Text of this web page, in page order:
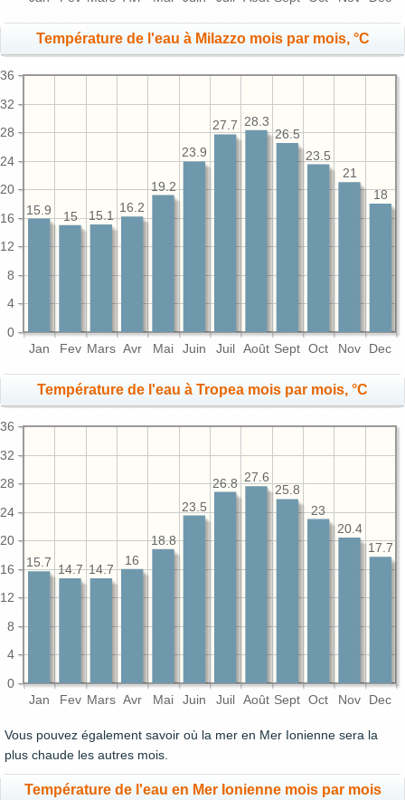
Température de l'eau à Milazzo mois par mois, °C
Jan Fev Mars Avr Mai Juin Juil Août Sept Oct Nov Dec
0
4
8
12
16
20
24
28
32
36
18
21
23.5
26.5
28.3
27.7
23.9
19.2
16.2
15.1
15
15.9
Température de l'eau à Tropea mois par mois, °C
Jan Fev Mars Avr Mai Juin Juil Août Sept Oct Nov Dec
0
4
8
12
16
20
24
28
32
36
17.7
20.4
23
25.8
27.6
26.8
23.5
18.8
16
14.7
14.7
15.7
Vous pouvez également savoir où la mer en Mer Ionienne sera la
plus chaude les autres mois.
Température de l'eau en Mer Ionienne mois par mois